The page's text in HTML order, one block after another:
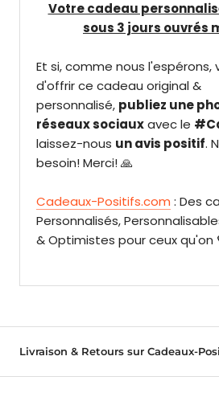
Votre cadeau
sous 3 jours ouvrés
Et si, comme nous l'espérons,
d'offrir ce cadeau original &
personnalisé, publiez une
réseaux sociauxavec le
laissez-nous un avis positif.
besoin! Merci! 🙏
Cadeaux-Positifs.com : Des
Personnalisés,
& Optimistes pour ceux qu'on
Livraison & Retours sur Cadeaux-